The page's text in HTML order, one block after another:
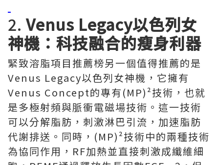
2. Venus Legacy以色列女
神機：科技融合的瘦身利器
緊致溶脂項目推薦榜另一個值得推薦的是
Venus Legacy以色列女神機，它擁有
Venus Concept的專有(MP)²技術，也就
是多極射頻與脈衝電磁場技術。這一技術
可以分解脂肪，刺激淋巴引流，加速脂肪
代謝排送。同時，(MP)²技術中的兩種技術
為協同作用，RF加熱並直接刺激成纖維細